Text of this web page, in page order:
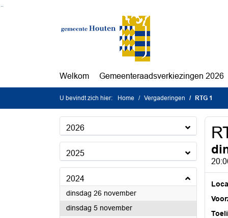
Welkom Gemeenteraadsverkiezingen 2026
U bevindt zich hier: Home Vergaderingen RTG 1
2026
2025
2024
dinsdag 26 november2024
dinsdag 5 november2024